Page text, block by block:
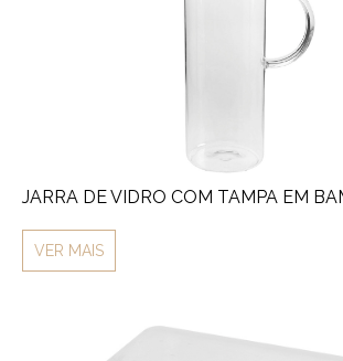
JARRA DE VIDRO COM TAMPA EM
VER MAIS